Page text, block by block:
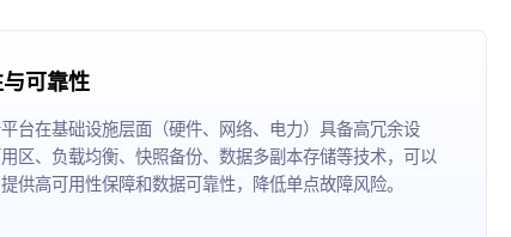
可靠性
台在基础设施层面（硬件、网络、电力）具备高冗余设
区、负载均衡、快照备份、数据多副本存储等技术，可以
供高可用性保障和数据可靠性，降低单点故障风险。